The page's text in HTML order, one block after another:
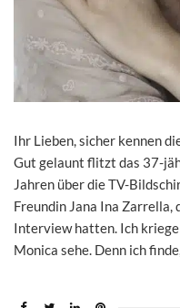
Ihr Lieben, sicher kennen
Gut gelaunt flitzt das 37-
Jahren über die TV-
Freundin Jana Ina Zarrella,
Interview hatten. Ich
Monica sehe. Denn ich